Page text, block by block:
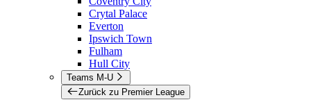
Crytal Palace
Everton
Ipswich Town
Fulham
Hull City
Teams M-U
Zurück zu Premier League